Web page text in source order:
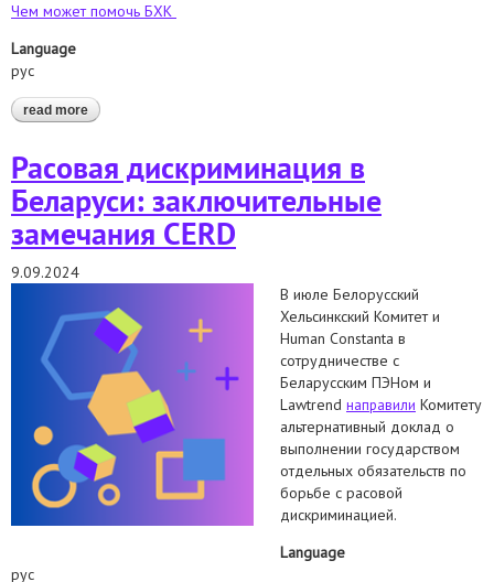
Чем может помочь БХК
Language
рус
read more about памятка для организаций гражданского общества по
участию в процессе рассмотрения докладов государств в
Расовая дискриминация в
Беларуси: заключительные
замечания CERD
9.09.2024
В июле Белорусский
Хельсинкский Комитет и
Human Constanta в
сотрудничестве с
Беларусским ПЭНом и
Lawtrend направили Комитету
альтернативный доклад о
выполнении государством
отдельных обязательств по
борьбе с расовой
дискриминацией.
Language
рус